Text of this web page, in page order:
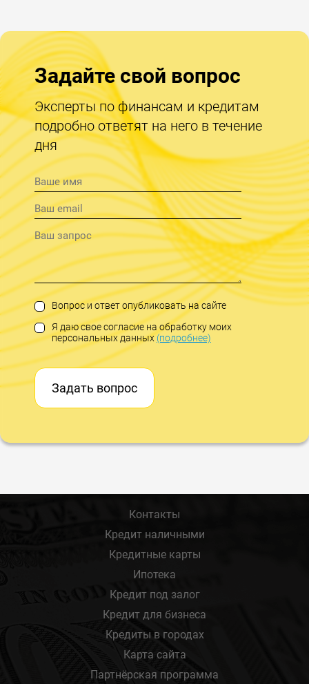
Задайте свой вопрос
Эксперты по финансам и кредитам
подробно ответят на него в течение
дня
Вопрос и ответ опубликовать на сайте
Я даю свое согласие на обработку моих
персональных данных(подробнее)
Задать вопрос
Контакты
Кредит наличными
Кредитные карты
Ипотека
Кредит под залог
Кредит для бизнеса
Кредиты в городах
Карта сайта
Партнёрская программа